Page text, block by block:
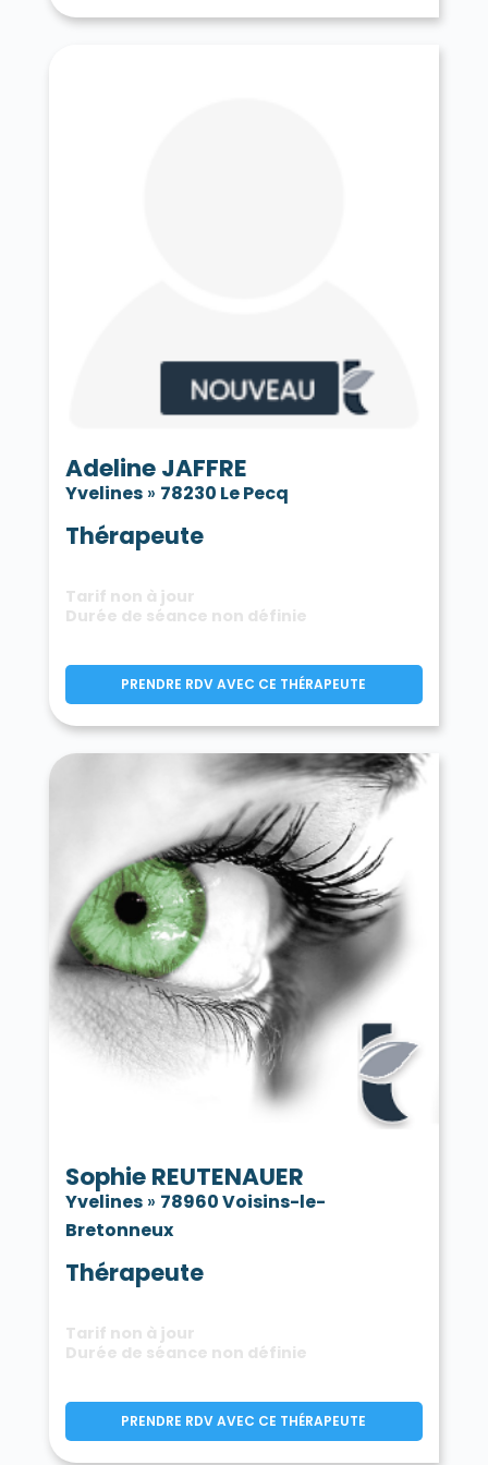
Tessancourt-sur-Aubette 78250
Villepreux 78450
Villette 78930
Villiers-le-Mahieu 78770
Villiers-Saint-Frédéric 78640
Voisins-le-Bretonneux 78960
Adeline JAFFRE
Yvelines» 78230 Le Pecq
Thérapeute
Tarif non à jour
Durée de séance non définie
PRENDRE RDV AVEC CE THÉRAPEUTE
Sophie REUTENAUER
Yvelines» 78960 Voisins-le-
Bretonneux
Thérapeute
Tarif non à jour
Durée de séance non définie
PRENDRE RDV AVEC CE THÉRAPEUTE